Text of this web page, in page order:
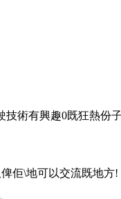
術有興趣0既狂熱份
佢\地可以交流既地方!